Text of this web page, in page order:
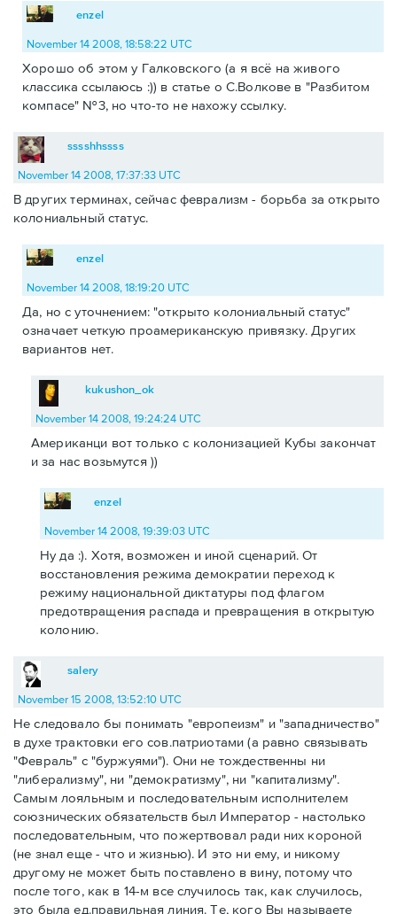
enzel
November 14 2008, 18:58:22 UTC
Хорошо об этом у Галковского (а я всё на живого
классика ссылаюсь :)) в статье о С.Волкове в "Разбитом
компасе" №3, но что-то не нахожу ссылку.
sssshhssss
November 14 2008, 17:37:33 UTC
В других терминах, сейчас феврализм - борьба за открыто
колониальный статус.
enzel
November 14 2008, 18:19:20 UTC
Да, но с уточнением: "открыто колониальный статус"
означает четкую проамериканскую привязку. Других
вариантов нет.
kukushon_ok
November 14 2008, 19:24:24 UTC
Американци вот только с колонизацией Кубы закончат
и за нас возьмутся ))
enzel
November 14 2008, 19:39:03 UTC
Ну да :). Хотя, возможен и иной сценарий. От
восстановления режима демократии переход к
режиму национальной диктатуры под флагом
предотвращения распада и превращения в открытую
колонию.
salery
November 15 2008, 13:52:10 UTC
Не следовало бы понимать "европеизм" и "западничество"
в духе трактовки его сов.патриотами (а равно связывать
"Февраль" с "буржуями"). Они не тождественны ни
"либерализму", ни "демократизму", ни "капитализму".
Самым лояльным и последовательным исполнителем
союзнических обязательств был Император - настолько
последовательным, что пожертвовал ради них короной
(не знал еще - что и жизнью). И это ни ему, и никому
другому не может быть поставлено в вину, потому что
после того, как в 14-м все случилось так, как случилось,
это была ед.правильная линия. Те, кого Вы называете